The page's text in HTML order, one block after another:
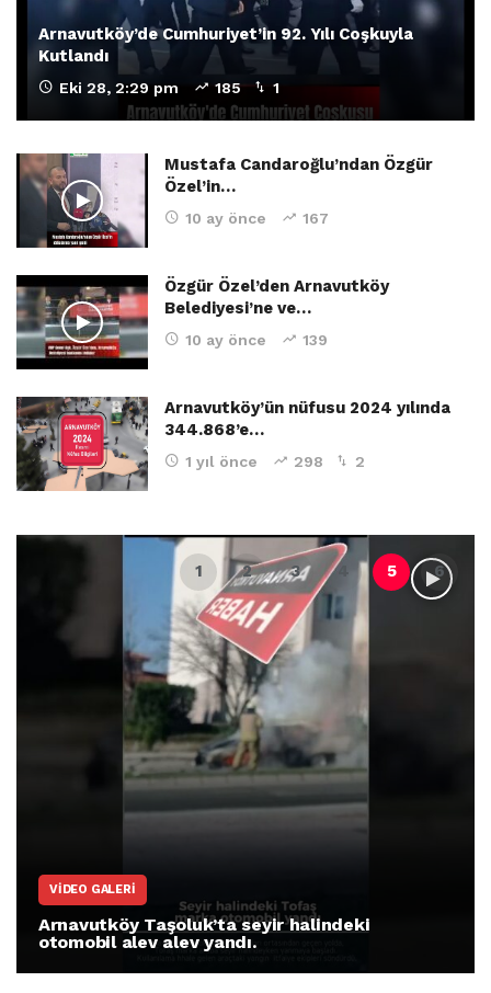
Arnavutköy’de Cumhuriyet’in 92. Yılı Coşkuyla
Kutlandı
Eki 28, 2:29 pm 185 1
Mustafa Candaroğlu’ndan Özgür
Özel’in…
10 ay önce 167
Özgür Özel’den Arnavutköy
Belediyesi’ne ve…
10 ay önce 139
Arnavutköy’ün nüfusu 2024 yılında
344.868’e…
1 yıl önce 298 2
ARNAVUTKÖY
Arnavutköy İmrahor Mahallesi sakinleri
protesto gösterisi düzenledi